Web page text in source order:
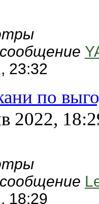
23:32
по
2022,
18:29